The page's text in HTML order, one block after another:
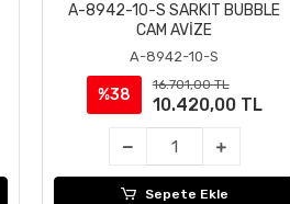
Sepete Ekle
A-8942-10-S SARKIT BUBBLE
CAM AVİZE
A-8942-10-S
%38
16.701,00 TL
10.420,00 TL
Sepete Ekle